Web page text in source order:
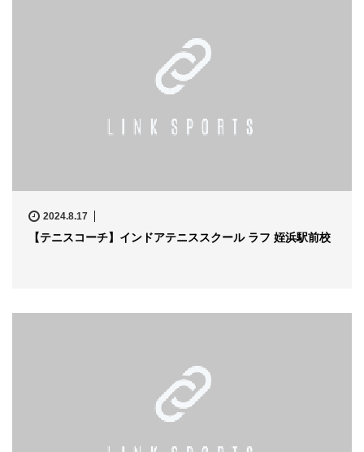
2024.8.17
【テニスコーチ】インドアテニススクール ラフ 姪浜駅前校